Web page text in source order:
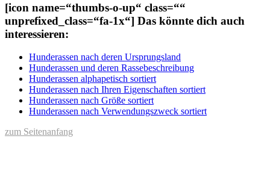
[icon name=“thumbs-o-up“ class=““
unprefixed_class=“fa-1x“] Das könnte dich auch
interessieren:
Hunderassen nach deren Ursprungsland
Hunderassen und deren Rassebeschreibung
Hunderassen alphapetisch sortiert
Hunderassen nach Ihren Eigenschaften sortiert
Hunderassen nach Größe sortiert
Hunderassen nach Verwendungszweck sortiert
zum Seitenanfang